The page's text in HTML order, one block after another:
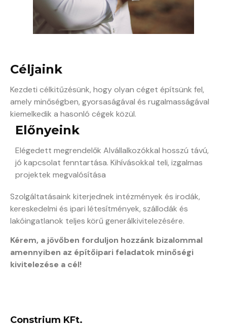
Céljaink
Kezdeti célkitűzésünk, hogy olyan céget építsünk fel,
amely minőségben, gyorsaságával és rugalmasságával
kiemelkedik a hasonló cégek közül.
Előnyeink
Elégedett megrendelők Alvállalkozókkal hosszú távú,
jó kapcsolat fenntartása. Kihívásokkal teli, izgalmas
projektek megvalósítása
Szolgáltatásaink kiterjednek intézmények és irodák,
kereskedelmi és ipari létesítmények, szállodák és
lakóingatlanok teljes körű generálkivitelezésére.
Kérem, a jövőben forduljon hozzánk bizalommal
amennyiben az építőipari feladatok minőségi
kivitelezése a cél!
Constrium KFt.